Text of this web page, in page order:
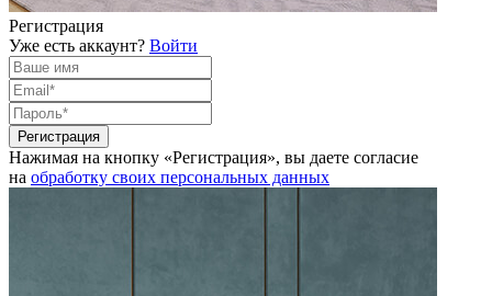
Регистрация
Уже есть аккаунт? Войти
Нажимая на кнопку «Регистрация», вы даете согласие
на обработку своих персональных данных